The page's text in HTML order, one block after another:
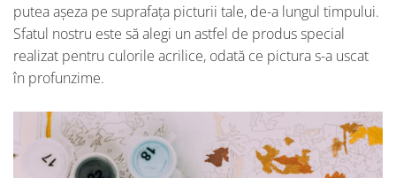
putea așeza pe suprafața picturii tale, de-a lungul timpului.
Sfatul nostru este să alegi un astfel de produs special
realizat pentru culorile acrilice, odată ce pictura s-a uscat
în profunzime.